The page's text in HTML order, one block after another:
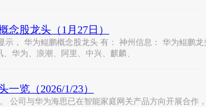
念股龙头（1月27日）
， 华为鲲鹏概念股龙头 有： 神州信息： 华为鲲鹏
华为、浪潮、阿里、中兴、麒麟、
览（2026/1/23）
公司与华为海思已在智能家庭网关产品方向开展合